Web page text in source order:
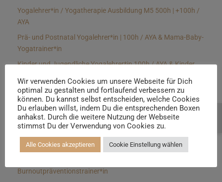
Yogalehrer*in / Yogatherapie Ausbildung M5 500h | +100h /
AYA
Prä- und Postnatal Yogalehrer*in | 100h / AYA & Mama-Baby-
Yogatrainer*in
Kinder und Jugendliche Yogalehrer*in 100h / AYA & Kinder
Yin Yogalehrer*in | 100 h & Faszientrainer*in
Hormon Yogalehrer*in / Yogatherapeut*in &
Stressmanagementtrainer*in | 70h
Longevitytrainer*in
Burnoutpräventionstrainer*in
Wir verwenden Cookies um unsere Webseite für Dich
optimal zu gestalten und fortlaufend verbessern zu
können. Du kannst selbst entscheiden, welche Cookies
Du erlauben willst, indem Du die entsprechenden Boxen
anhakst. Durch die weitere Nutzung der Webseite
stimmst Du der Verwendung von Cookies zu.
Alle Cookies akzeptieren Cookie Einstellung wählen
Beratung buchen